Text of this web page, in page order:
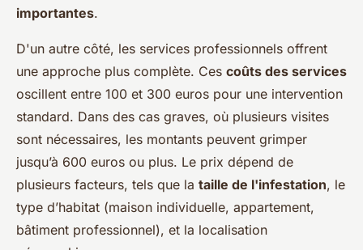
importantes.
D'un autre côté, les services professionnels offrent
une approche plus complète. Ces coûts des services
oscillent entre 100 et 300 euros pour une intervention
standard. Dans des cas graves, où plusieurs visites
sont nécessaires, les montants peuvent grimper
jusqu’à 600 euros ou plus. Le prix dépend de
plusieurs facteurs, tels que la taille de l'infestation, le
type d’habitat (maison individuelle, appartement,
bâtiment professionnel), et la localisation